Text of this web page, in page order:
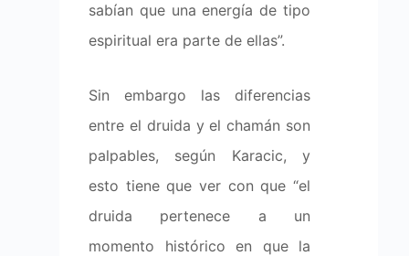
sabían que una energía de tipo
espiritual era parte de ellas”.
Sin embargo las diferencias
entre el druida y el chamán son
palpables, según Karacic, y
esto tiene que ver con que “el
druida pertenece a un
momento histórico en que la